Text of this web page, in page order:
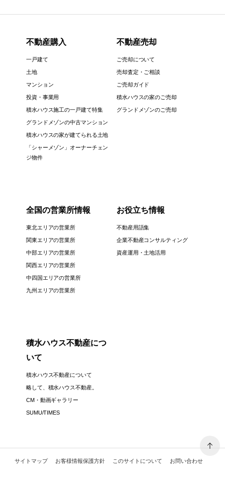
不動産購入
一戸建て
土地
マンション
投資・事業用
積水ハウス施工の一戸建て特集
グランドメゾンの中古マンション
積水ハウスの家が建てられる土地
「シャーメゾン」オーナーチェン
ジ物件
不動産売却
ご売却について
売却査定・ご相談
ご売却ガイド
積水ハウスの家のご売却
グランドメゾンのご売却
全国の営業所情報
東北エリアの営業所
関東エリアの営業所
中部エリアの営業所
関西エリアの営業所
中四国エリアの営業所
九州エリアの営業所
お役立ち情報
不動産用語集
企業不動産コンサルティング
資産運用・土地活用
積水ハウス不動産につ
いて
積水ハウス不動産について
略して、積水ハウス不動産。
CM・動画ギャラリー
SUMU/TIMES
サイトマップ お客様情報保護方針 このサイトについて お問い合わせ